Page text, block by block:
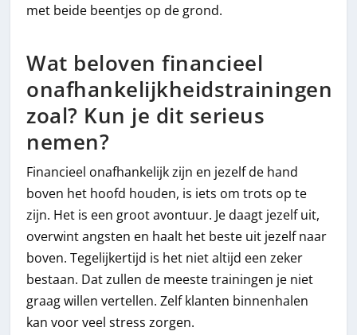
met beide beentjes op de grond.
Wat beloven financieel
onafhankelijkheidstrainingen
zoal? Kun je dit serieus
nemen?
Financieel onafhankelijk zijn en jezelf de hand
boven het hoofd houden, is iets om trots op te
zijn. Het is een groot avontuur. Je daagt jezelf uit,
overwint angsten en haalt het beste uit jezelf naar
boven. Tegelijkertijd is het niet altijd een zeker
bestaan. Dat zullen de meeste trainingen je niet
graag willen vertellen. Zelf klanten binnenhalen
kan voor veel stress zorgen.